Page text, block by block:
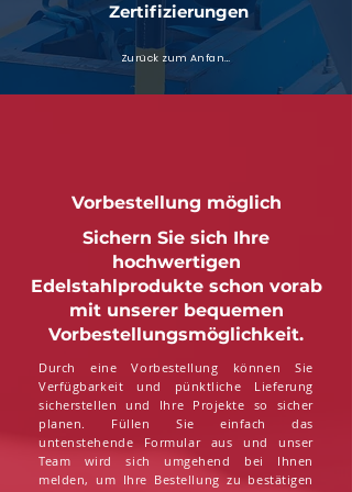
Zertifizierungen
Zurück zum Anfang
Vorbestellung möglich
Sichern Sie sich Ihre
hochwertigen
Edelstahlprodukte schon vorab
mit unserer bequemen
Vorbestellungsmöglichkeit.
Durch eine Vorbestellung können Sie
Verfügbarkeit und pünktliche Lieferung
sicherstellen und Ihre Projekte so sicher
planen. Füllen Sie einfach das
untenstehende Formular aus und unser
Team wird sich umgehend bei Ihnen
melden, um Ihre Bestellung zu bestätigen